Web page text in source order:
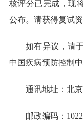
核评分已完成，现
公布。请获得复试
如有异议，请
中国疾病预防控制
通讯地址：北
邮政编码：